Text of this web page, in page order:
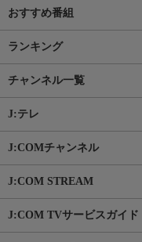
おすすめ番組
ランキング
チャンネル一覧
J:テレ
J:COMチャンネル
J:COM STREAM
J:COM TVサービスガイド